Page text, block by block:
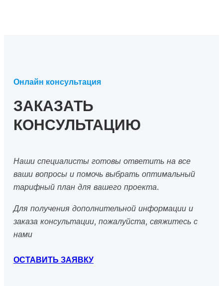
Онлайн консультация
ЗАКАЗАТЬ
КОНСУЛЬТАЦИЮ
Наши специалисты готовы ответить на все
ваши вопросы и помочь выбрать оптимальный
тарифный план для вашего проекта.
Для получения дополнительной информации и
заказа консультации, пожалуйста, свяжитесь с
нами
ОСТАВИТЬ ЗАЯВКУ